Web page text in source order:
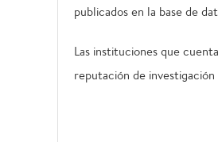
publicados en la base de
Las instituciones que
reputación de